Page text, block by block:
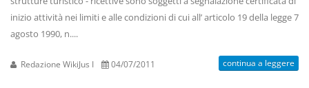
inizio attività nei limiti e alle condizioni di cui all’ articolo 19 della legge 7
agosto 1990, n....
Redazione WikiJus I 04/07/2011 continua a leggere